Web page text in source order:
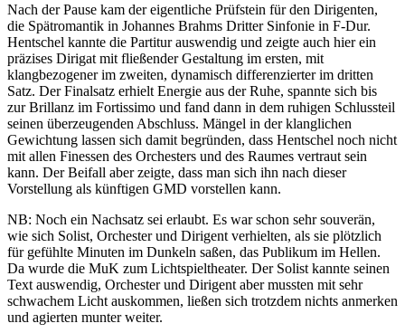
Nach der Pause kam der eigentliche Prüfstein für den Dirigenten,
die Spätromantik in Johannes Brahms Dritter Sinfonie in F-Dur.
Hentschel kannte die Partitur auswendig und zeigte auch hier ein
präzises Dirigat mit fließender Gestaltung im ersten, mit
klangbezogener im zweiten, dynamisch differenzierter im dritten
Satz. Der Finalsatz erhielt Energie aus der Ruhe, spannte sich bis
zur Brillanz im Fortissimo und fand dann in dem ruhigen Schlussteil
seinen überzeugenden Abschluss. Mängel in der klanglichen
Gewichtung lassen sich damit begründen, dass Hentschel noch nicht
mit allen Finessen des Orchesters und des Raumes vertraut sein
kann. Der Beifall aber zeigte, dass man sich ihn nach dieser
Vorstellung als künftigen GMD vorstellen kann.
NB: Noch ein Nachsatz sei erlaubt. Es war schon sehr souverän,
wie sich Solist, Orchester und Dirigent verhielten, als sie plötzlich
für gefühlte Minuten im Dunkeln saßen, das Publikum im Hellen.
Da wurde die MuK zum Lichtspieltheater. Der Solist kannte seinen
Text auswendig, Orchester und Dirigent aber mussten mit sehr
schwachem Licht auskommen, ließen sich trotzdem nichts anmerken
und agierten munter weiter.